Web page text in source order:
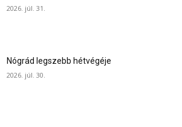
2026. júl. 31.
Nógrád legszebb hétvégéje
2026. júl. 30.